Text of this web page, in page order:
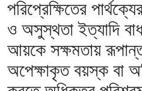
পরিপ্রেক্ষিতের
ও অসুস্থতা ইত্যাদি
আয়কে সক্ষমতায়
অপেক্ষাকৃত বয়স্ক বা